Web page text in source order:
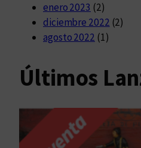
enero 2023 (2)
diciembre 2022 (2)
agosto 2022 (1)
Últimos